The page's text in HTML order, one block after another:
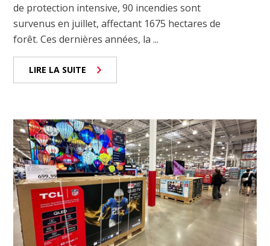
de protection intensive, 90 incendies sont
survenus en juillet, affectant 1675 hectares de
forêt. Ces dernières années, la ...
LIRE LA SUITE